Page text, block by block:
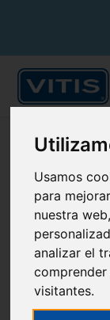
Usamos
para
nuestra
analizar el
visitantes.
La
de leche
11 de July de